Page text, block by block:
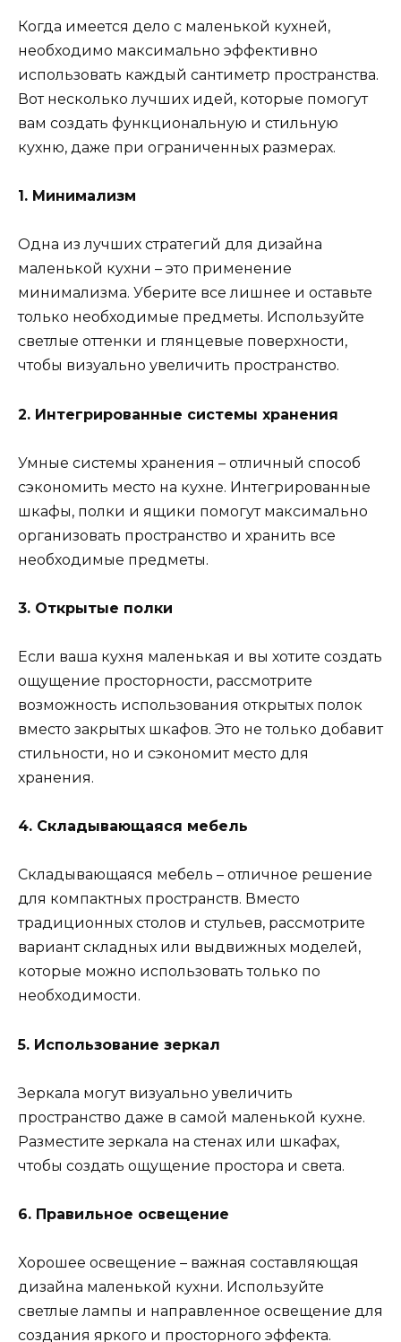
Когда имеется дело с маленькой кухней,
необходимо максимально эффективно
использовать каждый сантиметр пространства.
Вот несколько лучших идей, которые помогут
вам создать функциональную и стильную
кухню, даже при ограниченных размерах.
1. Минимализм
Одна из лучших стратегий для дизайна
маленькой кухни – это применение
минимализма. Уберите все лишнее и оставьте
только необходимые предметы. Используйте
светлые оттенки и глянцевые поверхности,
чтобы визуально увеличить пространство.
2. Интегрированные системы хранения
Умные системы хранения – отличный способ
сэкономить место на кухне. Интегрированные
шкафы, полки и ящики помогут максимально
организовать пространство и хранить все
необходимые предметы.
3. Открытые полки
Если ваша кухня маленькая и вы хотите создать
ощущение просторности, рассмотрите
возможность использования открытых полок
вместо закрытых шкафов. Это не только добавит
стильности, но и сэкономит место для
хранения.
4. Складывающаяся мебель
Складывающаяся мебель – отличное решение
для компактных пространств. Вместо
традиционных столов и стульев, рассмотрите
вариант складных или выдвижных моделей,
которые можно использовать только по
необходимости.
5. Использование зеркал
Зеркала могут визуально увеличить
пространство даже в самой маленькой кухне.
Разместите зеркала на стенах или шкафах,
чтобы создать ощущение простора и света.
6. Правильное освещение
Хорошее освещение – важная составляющая
дизайна маленькой кухни. Используйте
светлые лампы и направленное освещение для
создания яркого и просторного эффекта.